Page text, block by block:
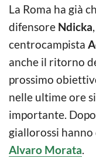
La Roma ha già
difensore Ndicka
centrocampista
anche il ritorno
prossimo
nelle ultime ore
importante.
giallorossi hanno
Alvaro Morata.